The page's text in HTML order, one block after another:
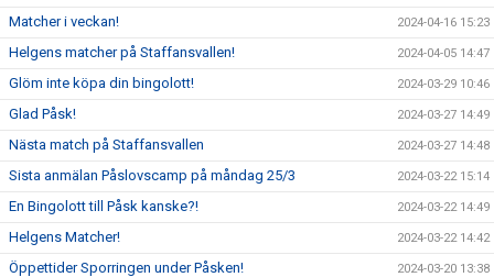
Matcher i veckan! 2024-04-16 15:23
Helgens matcher på Staffansvallen! 2024-04-05 14:47
Glöm inte köpa din bingolott! 2024-03-29 10:46
Glad Påsk! 2024-03-27 14:49
Nästa match på Staffansvallen 2024-03-27 14:48
Sista anmälan Påslovscamp på måndag 25/3 2024-03-22 15:14
En Bingolott till Påsk kanske?! 2024-03-22 14:49
Helgens Matcher! 2024-03-22 14:42
Öppettider Sporringen under Påsken! 2024-03-20 13:38